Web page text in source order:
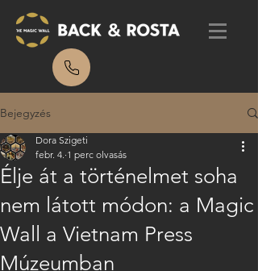
Bejegyzés
Élje át a történelmet soha
nem látott módon: a Magic
Wall a Vietnam Press
Múzeumban
Dora Szigeti
febr. 4. 1 perc olvasás